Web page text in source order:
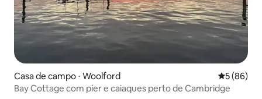
Casa de campo ⋅ Woolford 5 de uma
5 (86)
Bay Cottage com píer e caiaques perto de Cambridge